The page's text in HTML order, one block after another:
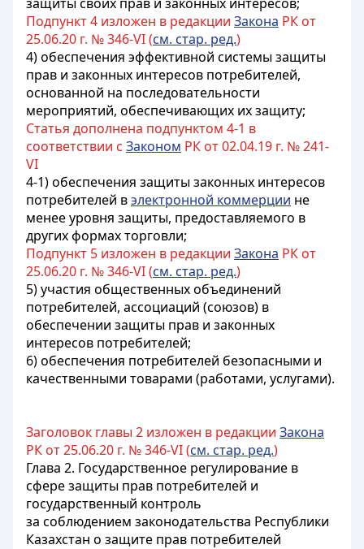
Подпункт 4 изложен в редакции Закона РК от
25.06.20 г. № 346-VI (см. стар. ред.)
4) обеспечения эффективной системы защиты
прав и законных интересов потребителей,
основанной на последовательности
мероприятий, обеспечивающих их защиту;
Статья дополнена подпунктом 4-1 в
соответствии с Законом РК от 02.04.19 г. № 241-
VI
4-1) обеспечения защиты законных интересов
потребителей вэлектронной коммерции не
менее уровня защиты, предоставляемого в
других формах торговли;
Подпункт 5 изложен в редакции Закона РК от
25.06.20 г. № 346-VI (см. стар. ред.)
5) участия общественных объединений
потребителей, ассоциаций (союзов) в
обеспечении защиты прав и законных
интересов потребителей;
6) обеспечения потребителей безопасными и
качественными товарами (работами, услугами).
Заголовок главы 2 изложен в редакции Закона
РК от 25.06.20 г. № 346-VI (см. стар. ред.)
Глава 2. Государственное регулирование в
сфере защиты прав потребителей и
государственный контроль
за соблюдением законодательства Республики
Казахстан о защите прав потребителей